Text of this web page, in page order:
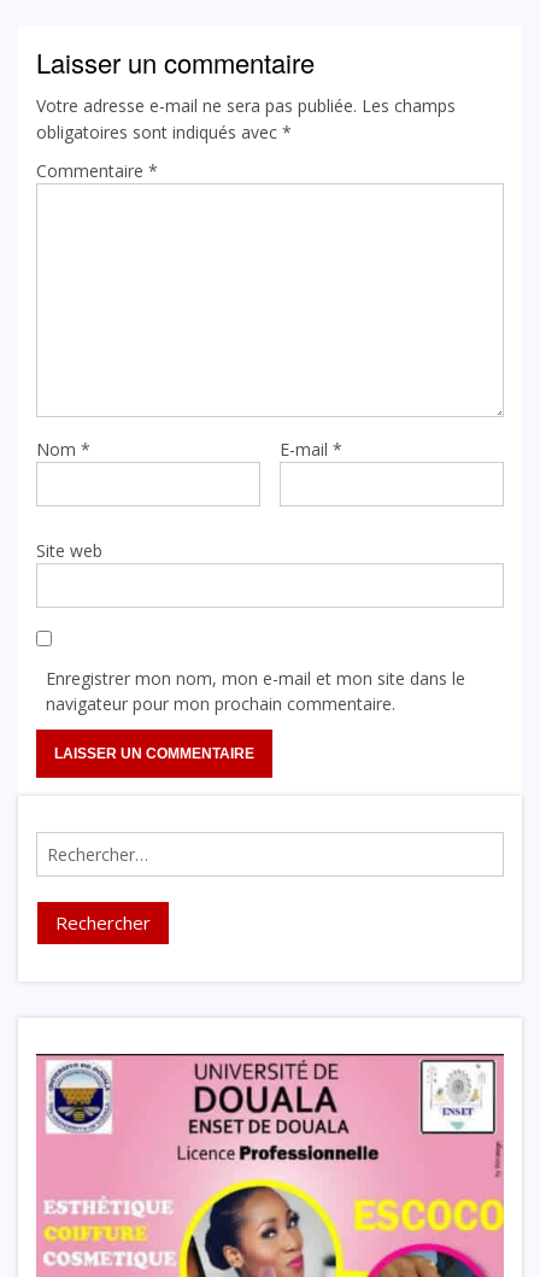
Laisser un commentaire
Votre adresse e-mail ne sera pas publiée. Les champs
obligatoires sont indiqués avec *
Commentaire *
Nom * E-mail *
Site web
Enregistrer mon nom, mon e-mail et mon site dans le
navigateur pour mon prochain commentaire.
Rechercher :